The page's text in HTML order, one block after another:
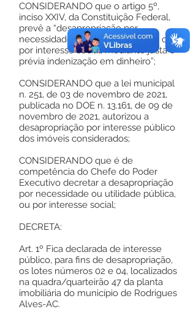
CONSIDERANDO que o artigo 5º,
inciso XXIV, da Constituição Federal,
prevê a “desapropriação por
necessidade ou utilidade pública, ou
por interesse social, mediante justa e
prévia indenização em dinheiro”;
CONSIDERANDO que a lei municipal
n. 251, de 03 de novembro de 2021,
publicada no DOE n. 13.161, de 09 de
novembro de 2021, autorizou a
desapropriação por interesse público
dos imóveis considerados;
CONSIDERANDO que é de
competência do Chefe do Poder
Executivo decretar a desapropriação
por necessidade ou utilidade pública,
ou por interesse social;
DECRETA:
Art. 1º Fica declarada de interesse
público, para fins de desapropriação,
os lotes números 02 e 04, localizados
na quadra/quarteirão 47 da planta
imobiliária do município de Rodrigues
Alves-AC.